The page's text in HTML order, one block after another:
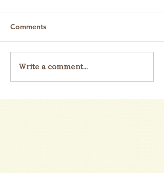
Comments
Write a comment...